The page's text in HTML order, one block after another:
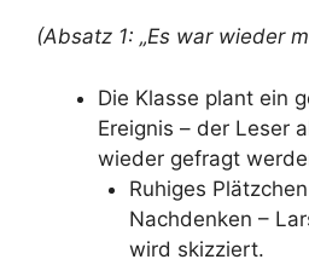
(Absatz 1: „Es war wieder
Die Klasse plant ein
Ereignis – der Leser
wieder gefragt
Ruhiges
Nachdenken –
wird skizziert.